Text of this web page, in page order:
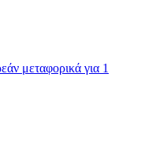
μεταφορικά για 1